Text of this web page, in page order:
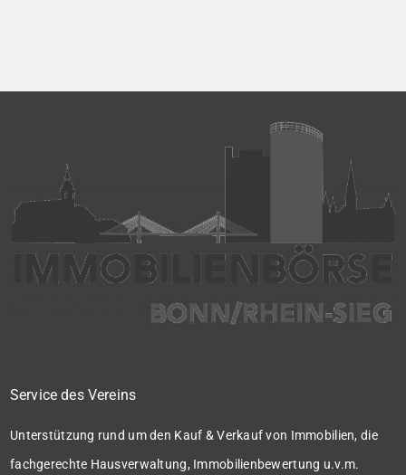
Service des Vereins
Unterstützung rund um den Kauf & Verkauf von Immobilien, die
fachgerechte Hausverwaltung, Immobilienbewertung u.v.m.